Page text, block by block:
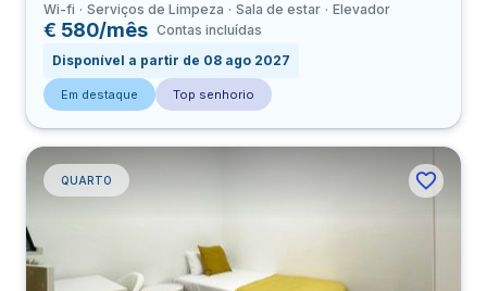
Wi-fi Serviços de Limpeza Sala de estar Elevador
€ 580/mês Contas incluídas
Disponível a partir de 08 ago 2027
Em destaque Top senhorio
QUARTO